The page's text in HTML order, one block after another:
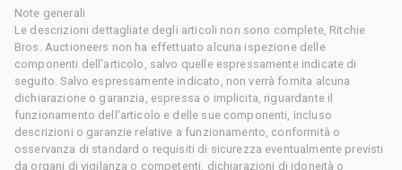
Note generali
Le descrizioni dettagliate degli articoli non sono complete, Ritchie
Bros. Auctioneers non ha effettuato alcuna ispezione delle
componenti dell'articolo, salvo quelle espressamente indicate di
seguito. Salvo espressamente indicato, non verrà fornita alcuna
dichiarazione o garanzia, espressa o implicita, riguardante il
funzionamento dell'articolo e delle sue componenti, incluso
descrizioni o garanzie relative a funzionamento, conformità o
osservanza di standard o requisiti di sicurezza eventualmente previsti
da organi di vigilanza o competenti, dichiarazioni di idoneità o